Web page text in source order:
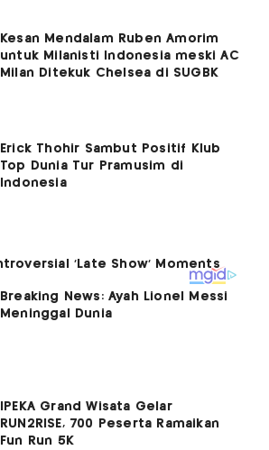
Kesan Mendalam Ruben Amorim
untuk Milanisti Indonesia meski AC
Milan Ditekuk Chelsea di SUGBK
Erick Thohir Sambut Positif Klub
Top Dunia Tur Pramusim di
Indonesia
Breaking News: Ayah Lionel Messi
Meninggal Dunia
IPEKA Grand Wisata Gelar
RUN2RISE, 700 Peserta Ramaikan
Fun Run 5K